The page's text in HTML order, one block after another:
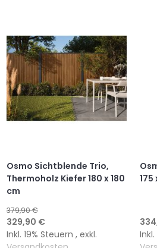
Osmo Sichtblende Trio,
Thermoholz Kiefer 180 x 180
cm
379,90 €
Sonderangebot
329,90 €
Inkl. 19% Steuern , exkl.
175